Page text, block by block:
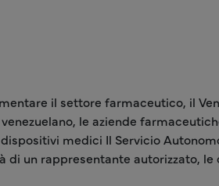
il settore farmaceutico, il
le aziende
medici Il Servicio
un rappresentante autorizzato,